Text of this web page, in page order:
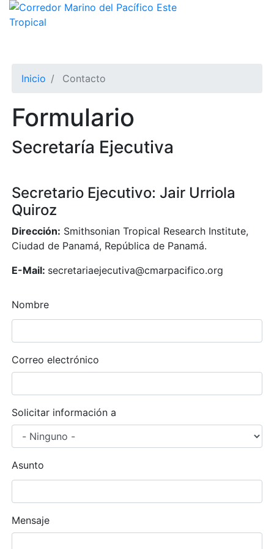
Pasar
Inicio Contacto
Formulario
Secretaría Ejecutiva
Secretario Ejecutivo: Jair Urriola
Quiroz
Dirección: Smithsonian Tropical Research Institute,
Ciudad de Panamá, República de Panamá.
E-Mail: secretariaejecutiva@cmarpacifico.org
Nombre
Correo electrónico
Solicitar información a
Asunto
Mensaje